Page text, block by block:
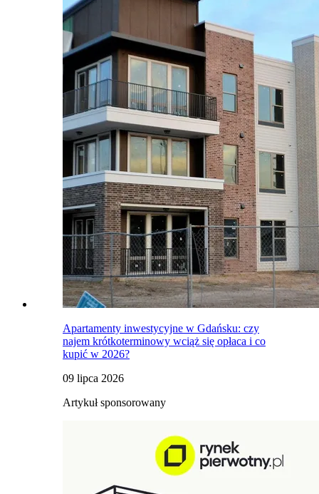
Apartamenty inwestycyjne w Gdańsku: czy
najem krótkoterminowy wciąż się opłaca i co
kupić w 2026?
09 lipca 2026
Artykuł sponsorowany